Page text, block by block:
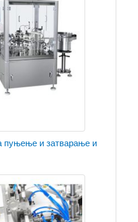
пуњење и затварање и